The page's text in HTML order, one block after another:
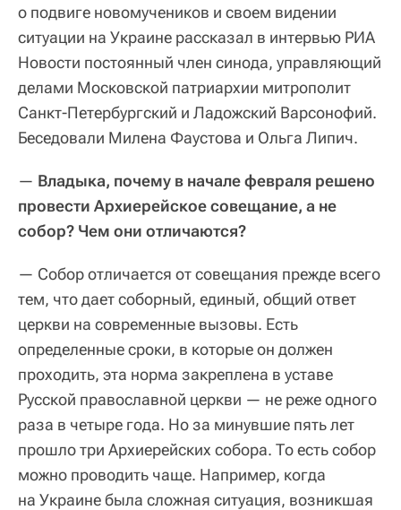
о подвиге новомучеников и своем видении
ситуации на Украине рассказал в интервью РИА
Новости постоянный член синода, управляющий
делами Московской патриархии митрополит
Санкт-Петербургский и Ладожский Варсонофий.
Беседовали Милена Фаустова и Ольга Липич.
— Владыка, почему в начале февраля решено
провести Архиерейское совещание, а не
собор? Чем они отличаются?
— Собор отличается от совещания прежде всего
тем, что дает соборный, единый, общий ответ
церкви на современные вызовы. Есть
определенные сроки, в которые он должен
проходить, эта норма закреплена в уставе
Русской православной церкви — не реже одного
раза в четыре года. Но за минувшие пять лет
прошло три Архиерейских собора. То есть собор
можно проводить чаще. Например, когда
на Украине была сложная ситуация, возникшая